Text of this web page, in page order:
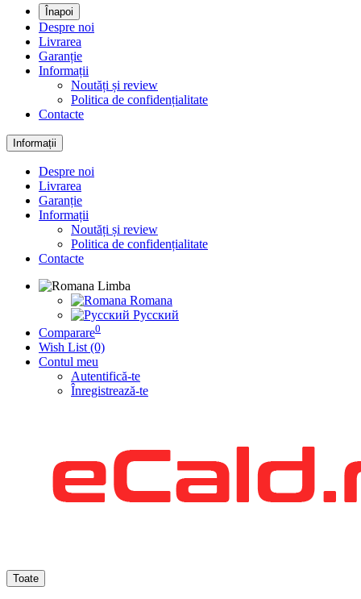
Înapoi
Despre noi
Livrarea
Garanție
Informații
Noutăți și review
Politica de confidențialitate
Contacte
Informații
Despre noi
Livrarea
Garanție
Informații
Noutăți și review
Politica de confidențialitate
Contacte
Limba
Romana
Русский
Comparare0
Wish List (0)
Contul meu
Autentifică-te
Înregistrează-te
Toate